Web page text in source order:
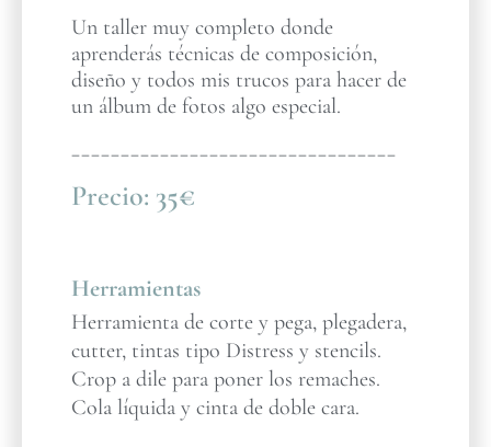
Un taller muy completo donde
aprenderás técnicas de composición,
diseño y todos mis trucos para hacer de
un álbum de fotos algo especial.
_________________________________
Precio: 35€
Herramientas
Herramienta de corte y pega, plegadera,
cutter, tintas tipo Distress y stencils.
Crop a dile para poner los remaches.
Cola líquida y cinta de doble cara.